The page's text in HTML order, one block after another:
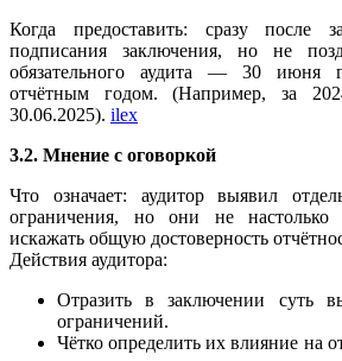
Когда предоставить: сразу после
подписания заключения, но не
обязательного аудита — 30 июня
отчётным годом. (Например, за
30.06.2025). ilex
3.2. Мнение с оговоркой
Что означает: аудитор выявил
ограничения, но они не настолько
искажать общую достоверность
Действия аудитора:
Отразить в заключении суть
ограничений.
Чётко определить их влияние на